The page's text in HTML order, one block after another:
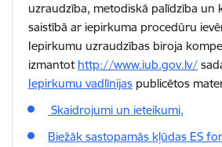
uzraudzība, metodiskā palīdzība un
saistībā ar iepirkuma procedūru
Iepirkumu uzraudzības biroja
izmantot http://www.iub.gov.lv/
Iepirkumu vadlīnijas publicētos
Skaidrojumi un ieteikumi,
Biežāk sastopamās kļūdas ES